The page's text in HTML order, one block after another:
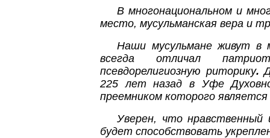
В многонациональном и
место, мусульманская вера и
Наши мусульмане живут в
всегда отличал
псевдорелигиозную риторику.
225 лет назад в Уфе
преемником которого
Уверен, что нравственный
будет способствовать